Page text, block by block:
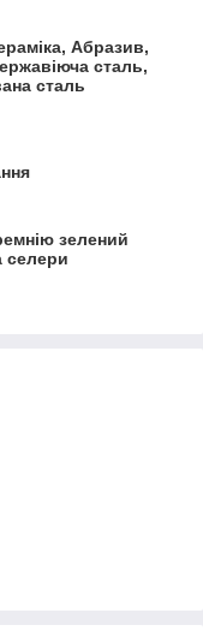
Абразив,
сталь,
сталь
зелений
селери